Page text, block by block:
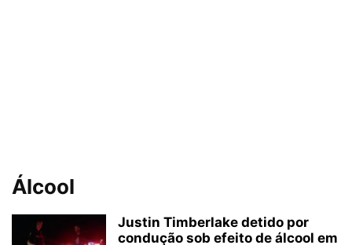
Álcool
Justin Timberlake detido por
condução sob efeito de álcool em